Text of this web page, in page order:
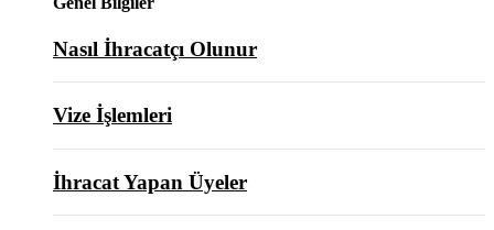
Nasıl İhracatçı Olunur
Vize İşlemleri
İhracat Yapan Üyeler